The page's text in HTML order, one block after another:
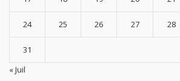
24 25 26 27 28
31
« Juil